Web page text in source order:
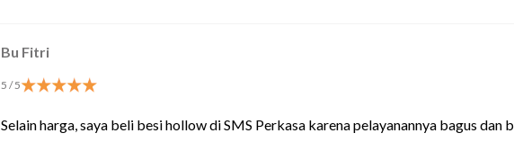
Bu Fitri
5 / 5
Selain harga, saya beli besi hollow di SMS Perkasa karena pelayanannya bagus dan